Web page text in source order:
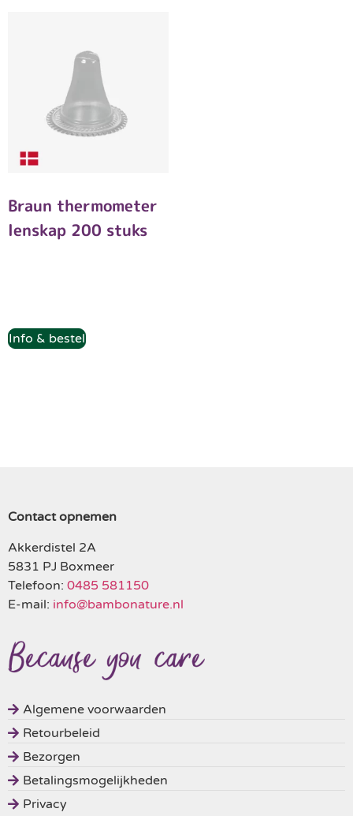
Braun thermometer
lenskap 200 stuks
Info & bestel
Contact opnemen
Akkerdistel 2A
5831 PJ Boxmeer
Telefoon: 0485 581150
E-mail: info@bambonature.nl
Algemene voorwaarden
Retourbeleid
Bezorgen
Betalingsmogelijkheden
Privacy